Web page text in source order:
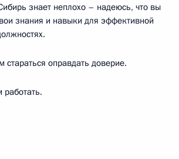
знает неплохо – надеюсь, что вы
знания и навыки для эффективной
стараться оправдать доверие.
работать.